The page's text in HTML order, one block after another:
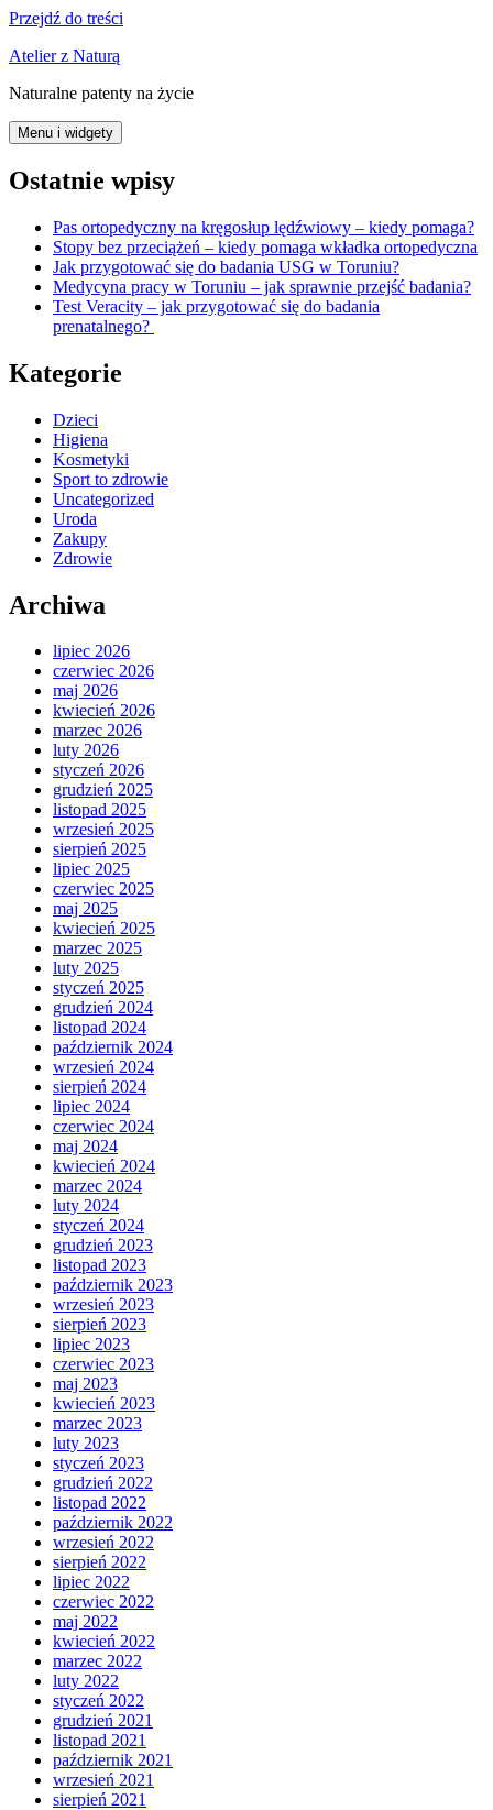
Przejdź do treści
Atelier z Naturą
Naturalne patenty na życie
Menu i widgety
Ostatnie wpisy
Pas ortopedyczny na kręgosłup lędźwiowy – kiedy pomaga?
Stopy bez przeciążeń – kiedy pomaga wkładka ortopedyczna
Jak przygotować się do badania USG w Toruniu?
Medycyna pracy w Toruniu – jak sprawnie przejść badania?
Test Veracity – jak przygotować się do badania
prenatalnego?
Kategorie
Dzieci
Higiena
Kosmetyki
Sport to zdrowie
Uncategorized
Uroda
Zakupy
Zdrowie
Archiwa
lipiec 2026
czerwiec 2026
maj 2026
kwiecień 2026
marzec 2026
luty 2026
styczeń 2026
grudzień 2025
listopad 2025
wrzesień 2025
sierpień 2025
lipiec 2025
czerwiec 2025
maj 2025
kwiecień 2025
marzec 2025
luty 2025
styczeń 2025
grudzień 2024
listopad 2024
październik 2024
wrzesień 2024
sierpień 2024
lipiec 2024
czerwiec 2024
maj 2024
kwiecień 2024
marzec 2024
luty 2024
styczeń 2024
grudzień 2023
listopad 2023
październik 2023
wrzesień 2023
sierpień 2023
lipiec 2023
czerwiec 2023
maj 2023
kwiecień 2023
marzec 2023
luty 2023
styczeń 2023
grudzień 2022
listopad 2022
październik 2022
wrzesień 2022
sierpień 2022
lipiec 2022
czerwiec 2022
maj 2022
kwiecień 2022
marzec 2022
luty 2022
styczeń 2022
grudzień 2021
listopad 2021
październik 2021
wrzesień 2021
sierpień 2021